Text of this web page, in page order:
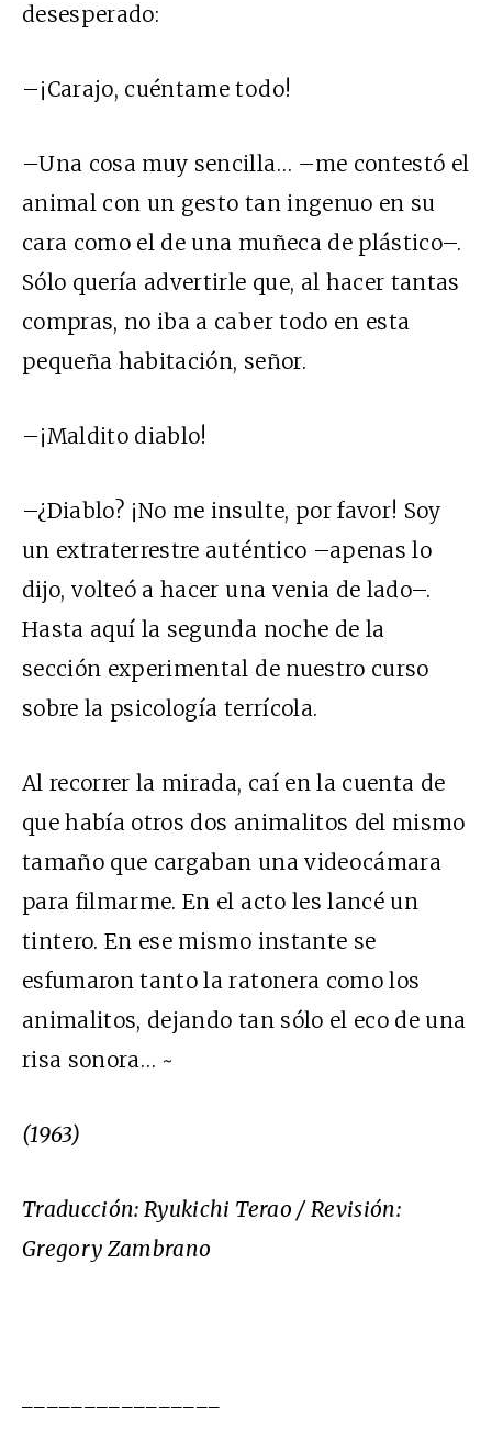
desesperado:
–¡Carajo, cuéntame todo!
–Una cosa muy sencilla… –me contestó el
animal con un gesto tan ingenuo en su
cara como el de una muñeca de plástico–.
Sólo quería advertirle que, al hacer tantas
compras, no iba a caber todo en esta
pequeña habitación, señor.
–¡Maldito diablo!
–¿Diablo? ¡No me insulte, por favor! Soy
un extraterrestre auténtico –apenas lo
dijo, volteó a hacer una venia de lado–.
Hasta aquí la segunda noche de la
sección experimental de nuestro curso
sobre la psicología terrícola.
Al recorrer la mirada, caí en la cuenta de
que había otros dos animalitos del mismo
tamaño que cargaban una videocámara
para filmarme. En el acto les lancé un
tintero. En ese mismo instante se
esfumaron tanto la ratonera como los
animalitos, dejando tan sólo el eco de una
risa sonora… ~
(1963)
Traducción: Ryukichi Terao / Revisión:
Gregory Zambrano